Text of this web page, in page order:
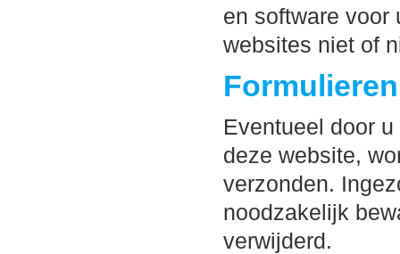
en software voor
websites niet of
Eventueel door
deze website,
verzonden.
noodzakelijk
verwijderd.